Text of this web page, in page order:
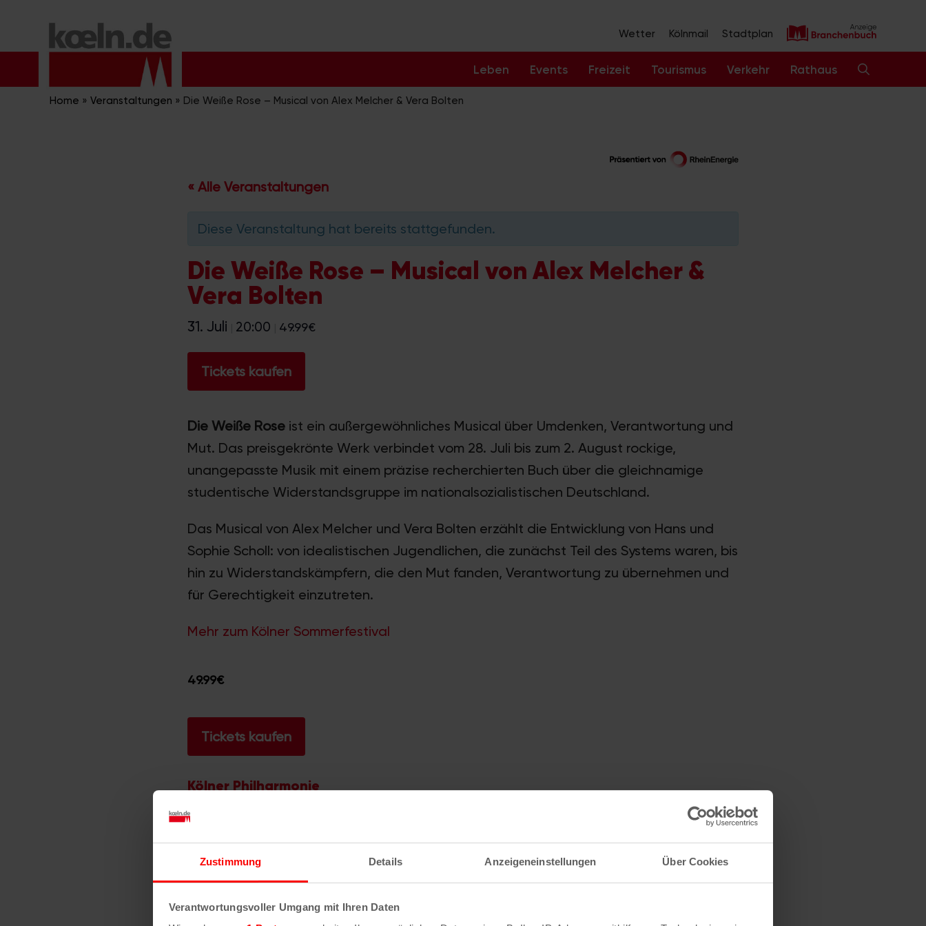
Zustimmung Details Anzeigeneinstellungen Über Cookies
Verantwortungsvoller Umgang mit Ihren Daten
Inhalt
Wetter Kölnmail Stadtplan
Leben Events Freizeit Tourismus Verkehr Rathaus
Home » Veranstaltungen » Die Weiße Rose – Musical von Alex Melcher & Vera Bolten
« Alle Veranstaltungen
Diese Veranstaltung hat bereits stattgefunden.
Die Weiße Rose – Musical von Alex Melcher &
Vera Bolten
31. Juli 20:00 49.99€
Tickets kaufen
Die Weiße Rose ist ein außergewöhnliches Musical über Umdenken, Verantwortung und
Mut. Das preisgekrönte Werk verbindet vom 28. Juli bis zum 2. August rockige,
unangepasste Musik mit einem präzise recherchierten Buch über die gleichnamige
studentische Widerstandsgruppe im nationalsozialistischen Deutschland.
Das Musical von Alex Melcher und Vera Bolten erzählt die Entwicklung von Hans und
Sophie Scholl: von idealistischen Jugendlichen, die zunächst Teil des Systems waren, bis
hin zu Widerstandskämpfern, die den Mut fanden, Verantwortung zu übernehmen und
für Gerechtigkeit einzutreten.
Mehr zum Kölner Sommerfestival
49.99€
Tickets kaufen
Kölner Philharmonie
Bischofsgartenstr. 1